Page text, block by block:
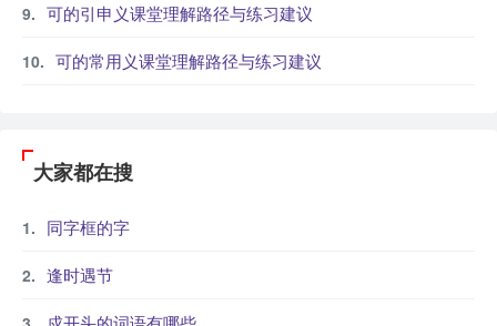
可的引申义课堂理解路径与练习建议
可的常用义课堂理解路径与练习建议
大家都在搜
同字框的字
逢时遇节